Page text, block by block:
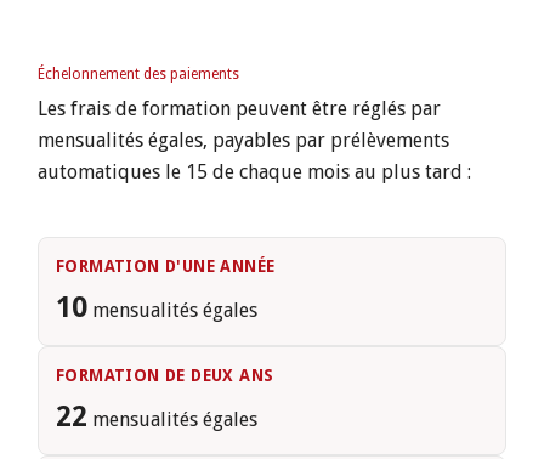
Échelonnement des paiements
Les frais de formation peuvent être réglés par
mensualités égales, payables par prélèvements
automatiques le 15 de chaque mois au plus tard :
FORMATION D'UNE ANNÉE
10mensualités égales
FORMATION DE DEUX ANS
22 mensualités égales